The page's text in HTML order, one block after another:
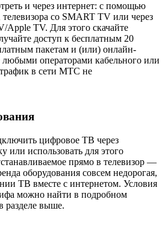
и через интернет: с помощью
со SMART TV или через
Apple TV. Для этого скачайте
доступ к бесплатным 20
пакетам и (или) онлайн-
любыми операторами кабельного или
в сети МТС не
цифровое ТВ через
или использовать для этого
прямо в телевизор —
оборудования совсем недорогая,
ТВ вместе с интернетом. Условия
можно найти в подробном
разделе выше.